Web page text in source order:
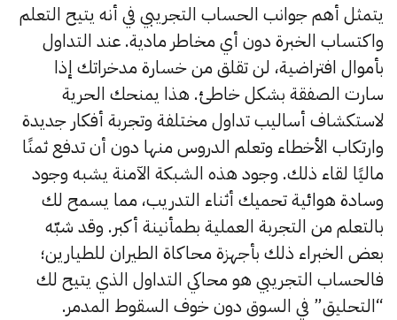
يتمثل أهم جوانب الحساب التجريبي في أنه يتيح التعلم
واكتساب الخبرة دون أي مخاطر مادية. عند التداول
بأموال افتراضية، لن تقلق من خسارة مدخراتك إذا
سارت الصفقة بشكل خاطئ. هذا يمنحك الحرية
لاستكشاف أساليب تداول مختلفة وتجربة أفكار جديدة
وارتكاب الأخطاء وتعلم الدروس منها دون أن تدفع ثمنًا
ماليًا لقاء ذلك. وجود هذه الشبكة الآمنة يشبه وجود
وسادة هوائية تحميك أثناء التدريب، مما يسمح لك
بالتعلم من التجربة العملية بطمأنينة أكبر. وقد شبّه
بعض الخبراء ذلك بأجهزة محاكاة الطيران للطيارين؛
فالحساب التجريبي هو محاكي التداول الذي يتيح لك
“التحليق” في السوق دون خوف السقوط المدمر.